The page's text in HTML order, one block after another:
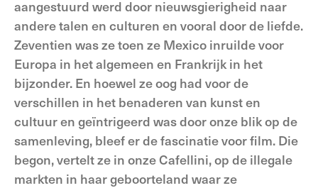
aangestuurd werd door nieuwsgierigheid naar
andere talen en culturen en vooral door de liefde.
Zeventien was ze toen ze Mexico inruilde voor
Europa in het algemeen en Frankrijk in het
bijzonder. En hoewel ze oog had voor de
verschillen in het benaderen van kunst en
cultuur en geïntrigeerd was door onze blik op de
samenleving, bleef er de fascinatie voor film. Die
begon, vertelt ze in onze Cafellini, op de illegale
markten in haar geboorteland waar ze